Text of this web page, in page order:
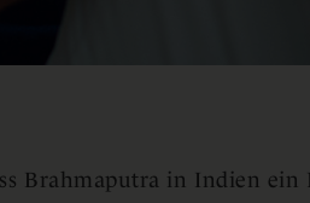
Brahmaputra in Indien ein